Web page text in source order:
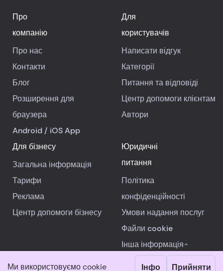
Ми використовуємо cookie Інфо Прийняти
Про
компанію
Про нас
Контакти
Блог
Розширення для
браузера
Android / iOSApp
Для
користувачів
Написати відгук
Категорії
Питання та відповіді
Центр допомоги клієнтам
Автори
Для бізнесу
Загальна інформація
Тарифи
Реклама
Центр допомоги бізнесу
Юридичні
питання
Політика
конфіденційності
Умови надання послуг
Файли cookie
Інша інформація